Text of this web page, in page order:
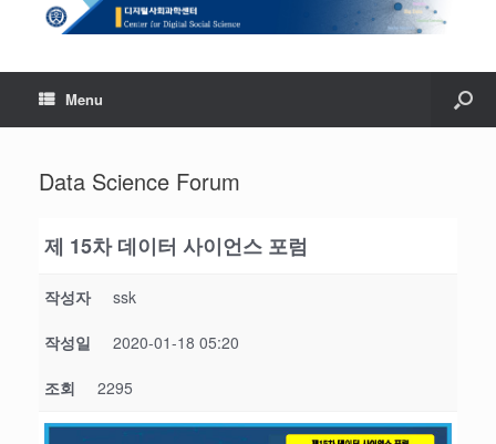
Menu
Data Science Forum
제 15차 데이터 사이언스 포럼
작성자 ssk
작성일 2020-01-18 05:20
조회 2295